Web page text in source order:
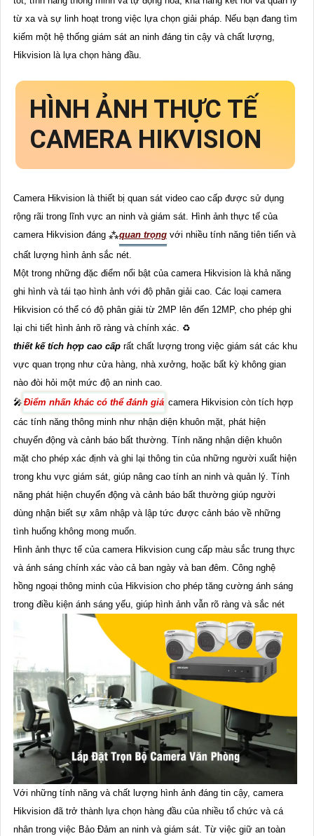
từ xa và sự linh hoạt trong việc lựa chọn giải pháp. Nếu bạn đang tìm
kiếm một hệ thống giám sát an ninh đáng tin cậy và chất lượng,
Hikvision là lựa chọn hàng đầu.
HÌNH ẢNH THỰC TẾ
CAMERA HIKVISION
Camera Hikvision là thiết bị quan sát video cao cấp được sử dụng
rộng rãi trong lĩnh vực an ninh và giám sát. Hình ảnh thực tế của
camera Hikvision đáng ⁂quan trọng với nhiều tính năng tiên tiến và
chất lượng hình ảnh sắc nét.
Một trong những đặc điểm nổi bật của camera Hikvision là khả năng
ghi hình và tái tạo hình ảnh với độ phân giải cao. Các loại camera
Hikvision có thể có độ phân giải từ 2MP lên đến 12MP, cho phép ghi
lại chi tiết hình ảnh rõ ràng và chính xác. ♻
thiết kế tích hợp cao cấp rất chất lượng trong việc giám sát các khu
vực quan trọng như cửa hàng, nhà xưởng, hoặc bất kỳ không gian
nào đòi hỏi một mức độ an ninh cao.
🎤 Điểm nhấn khác có thể đánh giá camera Hikvision còn tích hợp
các tính năng thông minh như nhận diện khuôn mặt, phát hiện
chuyển động và cảnh báo bất thường. Tính năng nhận diện khuôn
mặt cho phép xác định và ghi lại thông tin của những người xuất hiện
trong khu vực giám sát, giúp nâng cao tính an ninh và quản lý. Tính
năng phát hiện chuyển động và cảnh báo bất thường giúp người
dùng nhận biết sự xâm nhập và lập tức được cảnh báo về những
tình huống không mong muốn.
Hình ảnh thực tế của camera Hikvision cung cấp màu sắc trung thực
và ánh sáng chính xác vào cả ban ngày và ban đêm. Công nghệ
hồng ngoại thông minh của Hikvision cho phép tăng cường ánh sáng
trong điều kiện ánh sáng yếu, giúp hình ảnh vẫn rõ ràng và sắc nét
Với những tính năng và chất lượng hình ảnh đáng tin cậy, camera
Hikvision đã trở thành lựa chọn hàng đầu của nhiều tổ chức và cá
nhân trong việc Bảo Đảm an ninh và giám sát. Từ việc giữ an toàn